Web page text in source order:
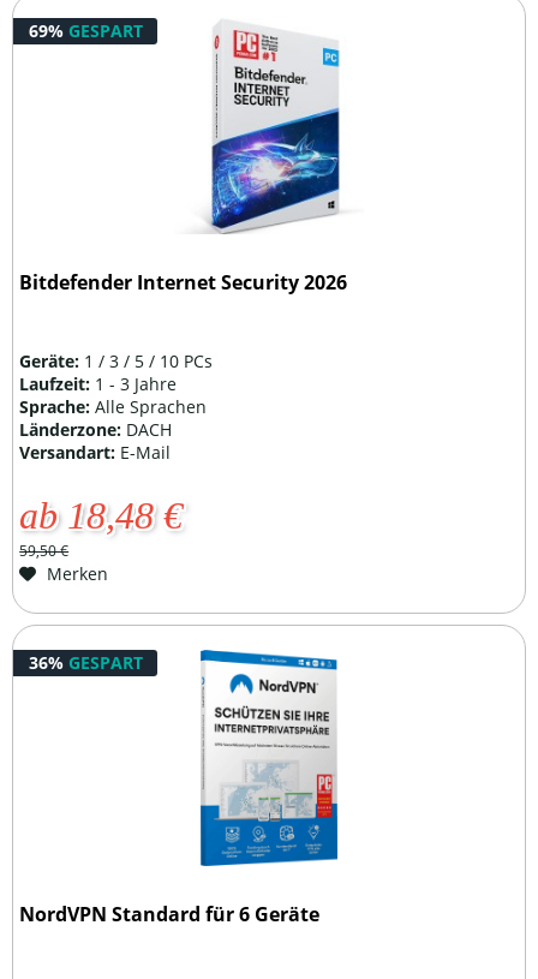
69% GESPART
Bitdefender Internet Security 2026
Geräte: 1 / 3 / 5 / 10 PCs
Laufzeit: 1 - 3 Jahre
Sprache:Alle Sprachen
Länderzone: DACH
Versandart: E-Mail
ab 18,48 €
59,50 €
Merken
36% GESPART
NordVPN Standard für 6 Geräte